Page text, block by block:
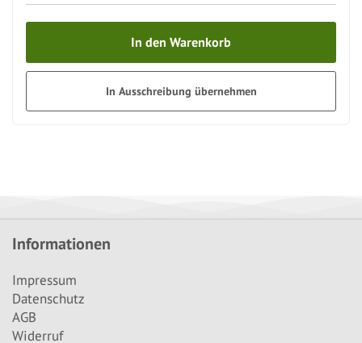
In den Warenkorb
In Ausschreibung übernehmen
Informationen
Impressum
Datenschutz
AGB
Widerruf